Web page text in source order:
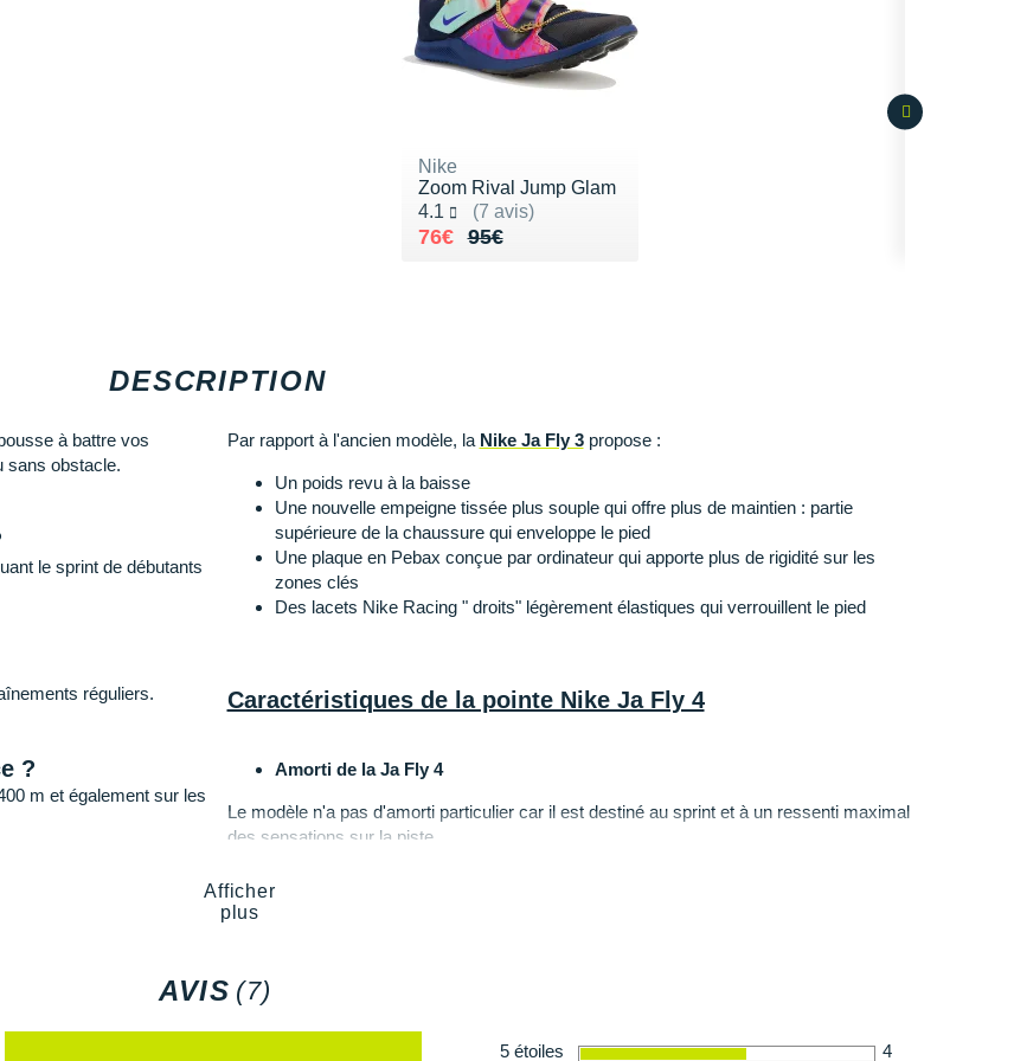
DESCRIPTION
à battre vos
sans obstacle.
le sprint de débutants
réguliers.
?
m et également sur les
(demi-fond / fond)
Par rapport à l'ancien modèle, la Nike Ja Fly 3propose :
Un poids revu à la baisse
Une nouvelle empeigne tissée plus souple qui offre plus de maintien : partie
supérieure de la chaussure qui enveloppe le pied
Une plaque en Pebax conçue par ordinateur qui apporte plus de rigidité sur les
zones clés
Des lacets Nike Racing " droits" légèrement élastiques qui verrouillent le pied
Caractéristiques de la pointe Nike Ja Fly 4
Amorti de la Ja Fly 4
Le modèle n'a pas d'amorti particulier car il est destiné au sprint et à un ressenti maximal
des sensations sur la piste.
Afficher
plus
AVIS (7)
5 étoiles
4
Nike
Zoom Rival Jump Glam
4.1
(7 avis)
Noté 4.1 sur 5
95€
Au lieu de 95€
76€
Vendu 76€